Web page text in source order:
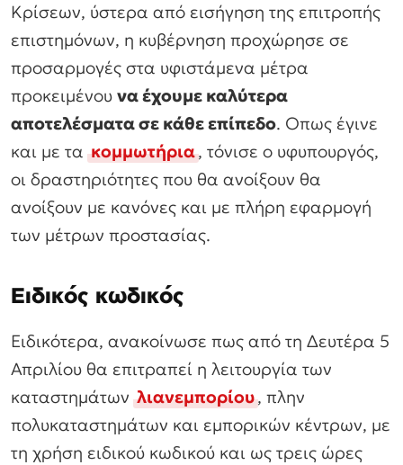
Κρίσεων, ύστερα από εισήγηση της επιτροπής
επιστημόνων, η κυβέρνηση προχώρησε σε
προσαρμογές στα υφιστάμενα μέτρα
προκειμένου να έχουμε καλύτερα
αποτελέσματα σε κάθε επίπεδο. Οπως έγινε
και με τακομμωτήρια, τόνισε ο υφυπουργός,
οι δραστηριότητες που θα ανοίξουν θα
ανοίξουν με κανόνες και με πλήρη εφαρμογή
των μέτρων προστασίας.
Ειδικός κωδικός
Ειδικότερα, ανακοίνωσε πως από τη Δευτέρα 5
Απριλίου θα επιτραπεί η λειτουργία των
καταστημάτωνλιανεμπορίου, πλην
πολυκαταστημάτων και εμπορικών κέντρων, με
τη χρήση ειδικού κωδικού και ως τρεις ώρες